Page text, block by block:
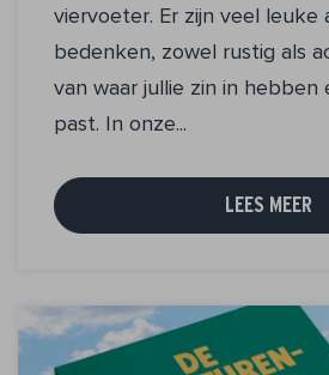
viervoeter. Er zijn veel
bedenken, zowel rustig als
van waar jullie zin in hebben
past. In onze...
LEES MEER